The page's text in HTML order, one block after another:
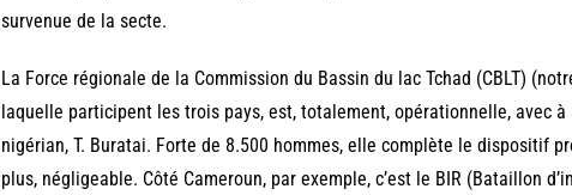
survenue de la secte.
La Force régionale de la Commission du Bassin du lac Tchad (CBLT)
laquelle participent les trois pays, est, totalement, opérationnelle, avec
nigérian, T. Buratai. Forte de 8.500 hommes, elle complète le dispositif
plus, négligeable. Côté Cameroun, par exemple, c’est le BIR (Bataillon